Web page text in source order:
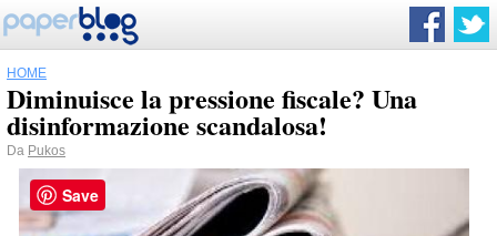
HOME
Diminuisce la pressione fiscale? Una
disinformazione scandalosa!
Da Pukos
Save